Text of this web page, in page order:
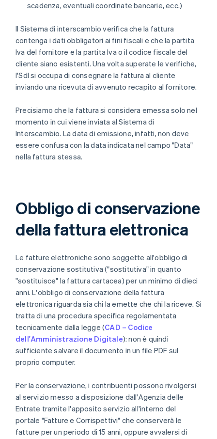
scadenza, eventuali coordinate bancarie, ecc.)
Il Sistema di interscambio verifica che la fattura
contenga i dati obbligatori ai fini fiscali e che la partita
Iva del fornitore e la partita Iva o il codice fiscale del
cliente siano esistenti. Una volta superate le verifiche,
l'SdI si occupa di consegnare la fattura al cliente
inviando una ricevuta di avvenuto recapito al fornitore.
Precisiamo che la fattura si considera emessa solo nel
momento in cui viene inviata al Sistema di
Interscambio. La data di emissione, infatti, non deve
essere confusa con la data indicata nel campo "Data"
nella fattura stessa.
Obbligo di conservazione
della fattura elettronica
Le fatture elettroniche sono soggette all'obbligo di
conservazione sostitutiva ("sostitutiva" in quanto
"sostituisce" la fattura cartacea) per un minimo di dieci
anni. L'obbligo di conservazione della fattura
elettronica riguarda sia chi la emette che chi la riceve. Si
tratta di una procedura specifica regolamentata
tecnicamente dalla legge (CAD – Codice
dell'Amministrazione Digitale): non è quindi
sufficiente salvare il documento in un file PDF sul
proprio computer.
Per la conservazione, i contribuenti possono rivolgersi
al servizio messo a disposizione dall'Agenzia delle
Entrate tramite l'apposito servizio all'interno del
portale "Fatture e Corrispettivi" che conserverà le
fatture per un periodo di 15 anni, oppure avvalersi di